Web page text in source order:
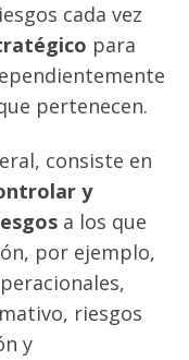
cada vez
para
pertenecen.
consiste en
y
a los que
por ejemplo,
riesgos
y